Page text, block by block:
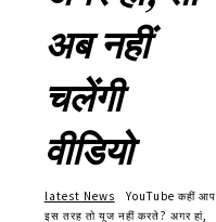
अब नहीं
चलेंगी
वीडियो
latest News
YouTube कहीं आप
इस तरह तो यूज नहीं करते? अगर हां,